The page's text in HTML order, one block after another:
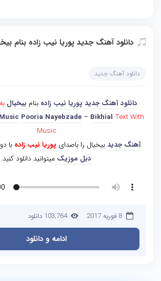
دانلود آهنگ جدید پوریا نیب زاده بنام
دانلود آهنگ جدید
دانلود آهنگ جدید پوریا نیب زاده بنام بیخیال
Pooria Nayebzade – Bikhial Text With
Music
آهنگ جدید بیخیال را باصدای پوریا نیب زاده با
دبل موزیک میتوانید دانلود کنید.
8 فوریه 2017 103,764 دانلود
ادامه و دانلود